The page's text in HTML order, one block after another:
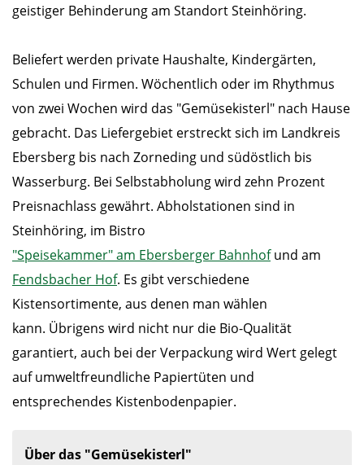
geistiger Behinderung am Standort Steinhöring.
Beliefert werden private Haushalte, Kindergärten,
Schulen und Firmen. Wöchentlich oder im Rhythmus
von zwei Wochen wird das "Gemüsekisterl" nach Hause
gebracht. Das Liefergebiet erstreckt sich im Landkreis
Ebersberg bis nach Zorneding und südöstlich bis
Wasserburg. Bei Selbstabholung wird zehn Prozent
Preisnachlass gewährt. Abholstationen sind in
Steinhöring, im Bistro
"Speisekammer" am Ebersberger Bahnhofund am
Fendsbacher Hof. Es gibt verschiedene
Kistensortimente, aus denen man wählen
kann. Übrigens wird nicht nur die Bio-Qualität
garantiert, auch bei der Verpackung wird Wert gelegt
auf umweltfreundliche Papiertüten und
entsprechendes Kistenbodenpapier.